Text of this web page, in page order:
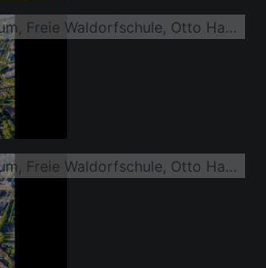
Waldstadt Zentrum, Freie Waldorfschule, Otto Hahn Gymnasium
Waldstadt Zentrum, Freie Waldorfschule, Otto Hahn Gymnasium